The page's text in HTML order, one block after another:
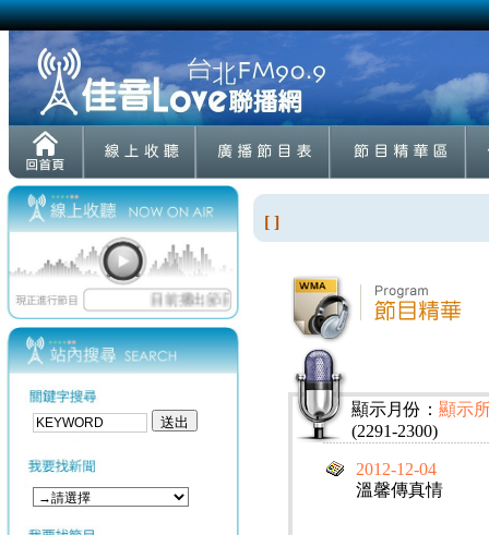
[ ]
顯示月份： 顯示
(2291-2300)
2012-12-04
溫馨傳真情